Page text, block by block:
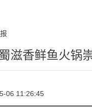
滋香鲜鱼火锅
06 11:26:45